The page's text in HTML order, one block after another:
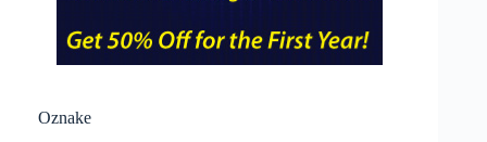
Oznake